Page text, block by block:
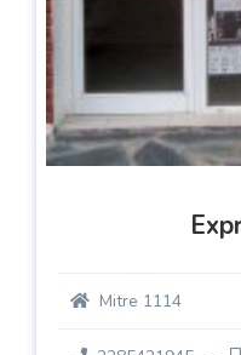
Mitre 1114